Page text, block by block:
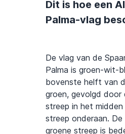
Dit is hoe een
Palma-vlag
De vlag van de
Palma is groen-wit-
bovenste helft van
groen, gevolgd door
streep in het midden
streep onderaan.
groene streep is